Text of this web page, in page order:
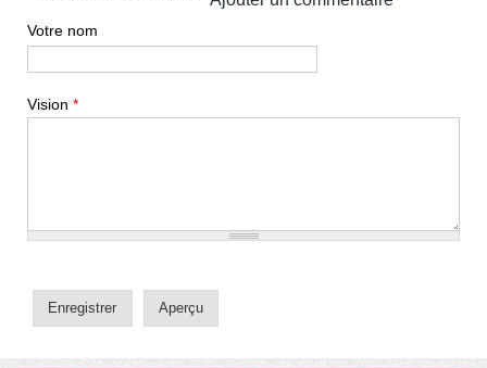
Votre nom
Vision *